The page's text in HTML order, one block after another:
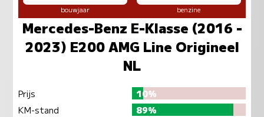
bouwjaar benzine
Mercedes-Benz E-Klasse (2016 -
2023) E200 AMG Line Origineel
NL
Prijs
10%
KM-stand
89%